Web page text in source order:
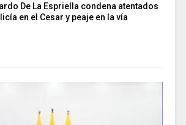
De La Espriella condena atentados
en el Cesar y peaje en la vía